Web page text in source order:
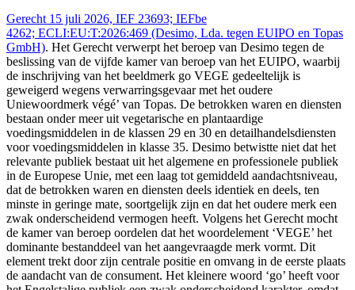
Gerecht 15 juli 2026, IEF 23693; IEFbe
4262; ECLI:EU:T:2026:469 (Desimo, Lda. tegen EUIPO en Topas
GmbH). Het Gerecht verwerpt het beroep van Desimo tegen de
beslissing van de vijfde kamer van beroep van het EUIPO, waarbij
de inschrijving van het beeldmerk go VEGE gedeeltelijk is
geweigerd wegens verwarringsgevaar met het oudere
Uniewoordmerk végé’ van Topas. De betrokken waren en diensten
bestaan onder meer uit vegetarische en plantaardige
voedingsmiddelen in de klassen 29 en 30 en detailhandelsdiensten
voor voedingsmiddelen in klasse 35. Desimo betwistte niet dat het
relevante publiek bestaat uit het algemene en professionele publiek
in de Europese Unie, met een laag tot gemiddeld aandachtsniveau,
dat de betrokken waren en diensten deels identiek en deels, ten
minste in geringe mate, soortgelijk zijn en dat het oudere merk een
zwak onderscheidend vermogen heeft. Volgens het Gerecht mocht
de kamer van beroep oordelen dat het woordelement ‘VEGE’ het
dominante bestanddeel van het aangevraagde merk vormt. Dit
element trekt door zijn centrale positie en omvang in de eerste plaats
de aandacht van de consument. Het kleinere woord ‘go’ heeft voor